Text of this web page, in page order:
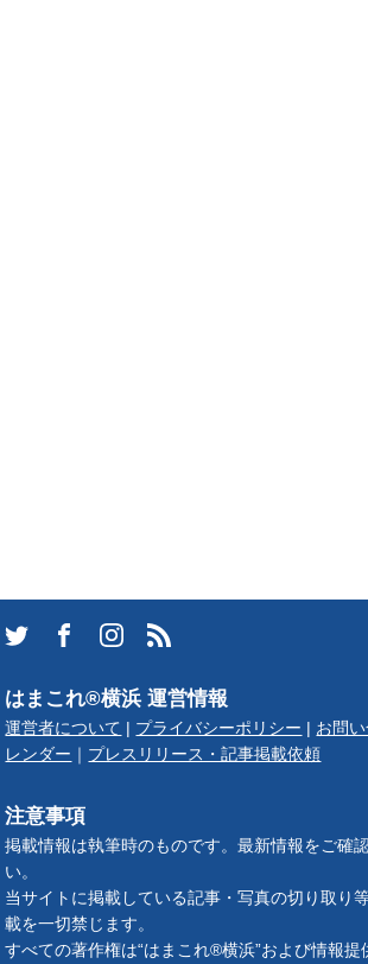
はまこれ®横浜 運営情報
運営者について プライバシーポリシー お問
レンダー
プレスリリース・記事掲載依頼
注意事項
掲載情報は執筆時のものです。最新情報をご確
い。
当サイトに掲載している記事・写真の切り取り
載を一切禁じます。
すべての著作権は“はまこれ®横浜”および情報提